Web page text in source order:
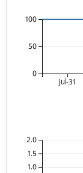
Jul-31
0
50
100
1.0
1.5
2.0